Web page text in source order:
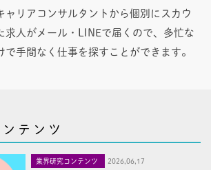
ャリアコンサルタントから個別にスカウ
求人がメール・LINEで届くので、多忙な
で手間なく仕事を探すことができます。
テンツ
業界研究コンテンツ 2026,06,17